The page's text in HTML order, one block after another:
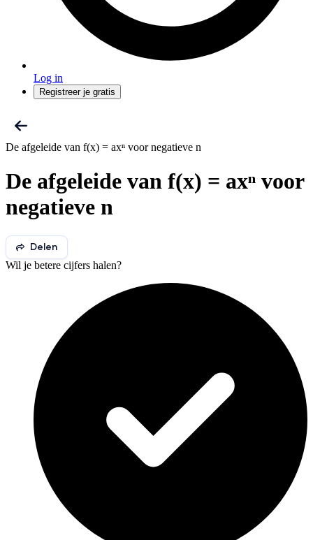
Log in
Registreer je gratis
De afgeleide van f(x) = axⁿ voor negatieve n
De afgeleide van f(x) = axⁿ voor
negatieve n
Delen
Wil je betere cijfers halen?